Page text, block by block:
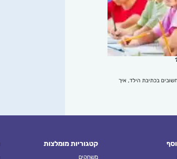
בכתיבת הילד, איך
קטגוריות מומלצות
משחקים